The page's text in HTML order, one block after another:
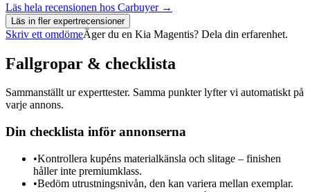
Läs hela recensionen hos Carbuyer→
Läs in fler expertrecensioner
Skriv ett omdömeÄger du en Kia Magentis? Dela din erfarenhet.
Fallgropar & checklista
Sammanställt ur experttester. Samma punkter lyfter vi automatiskt på
varje annons.
Din checklista inför annonserna
•Kontrollera kupéns materialkänsla och slitage – finishen
håller inte premiumklass.
•Bedöm utrustningsnivån, den kan variera mellan exemplar.